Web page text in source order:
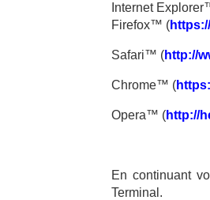
Internet
Firefox™ (
Safari™ (http://
Chrome™ (
Opera™ (http://
En continuant
Terminal.